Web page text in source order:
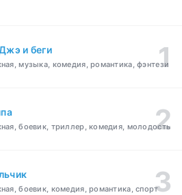
и беги
музыка, комедия, романтика, фэнтези
боевик, триллер, комедия, молодость
боевик, комедия, романтика, спорт